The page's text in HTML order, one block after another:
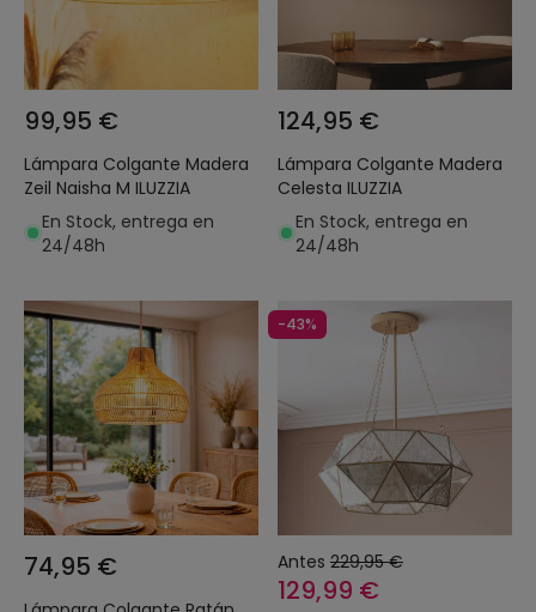
99,95 €
Lámpara Colgante Madera
Zeil Naisha M ILUZZIA
En Stock, entrega en
24/48h
124,95 €
Lámpara Colgante Madera
Celesta ILUZZIA
En Stock, entrega en
24/48h
74,95 €
-43%
Antes 229,95 €
129,99 €